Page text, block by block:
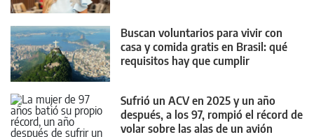
Buscan voluntarios para vivir con
casa y comida gratis en Brasil: qué
requisitos hay que cumplir
Sufrió un ACV en 2025 y un año
después, a los 97, rompió el récord de
volar sobre las alas de un avión